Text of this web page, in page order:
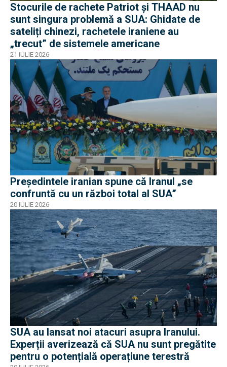
Stocurile de rachete Patriot și THAAD nu
sunt singura problemă a SUA: Ghidate de
sateliți chinezi, rachetele iraniene au
„trecut” de sistemele americane
21 IULIE 2026
Președintele iranian spune că Iranul „se
confruntă cu un război total al SUA”
20 IULIE 2026
SUA au lansat noi atacuri asupra Iranului.
Experții averizează că SUA nu sunt pregătite
pentru o potențială operațiune terestră